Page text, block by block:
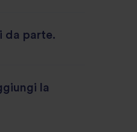
da parte.
la